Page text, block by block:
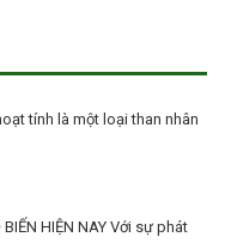
tính là một loại than nhân
BIẾN HIỆN NAY Với sự phát